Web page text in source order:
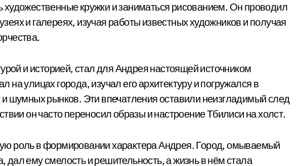
художественные кружки и заниматься рисованием. Он проводил
и галереях, изучая работы известных художников и получая
и историей, стал для Андрея настоящей источником
на улицах города, изучал его архитектуру и погружался в
и шумных рынков. Эти впечатления оставили неизгладимый след
он часто переносил образы и настроение Тбилиси на холст.
роль в формировании характера Андрея. Город, омываемый
ему смелость и решительность, а жизнь в нём стала